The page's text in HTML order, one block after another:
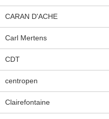
CARAN D'ACHE
Carl Mertens
CDT
centropen
Clairefontaine